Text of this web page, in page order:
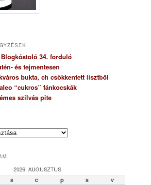
34. forduló
és tejmentesen
bukta, ch csökkentett lisztből
“cukros” fánkocskák
szilvás pite
2026. AUGUSZTUS
s c p s v